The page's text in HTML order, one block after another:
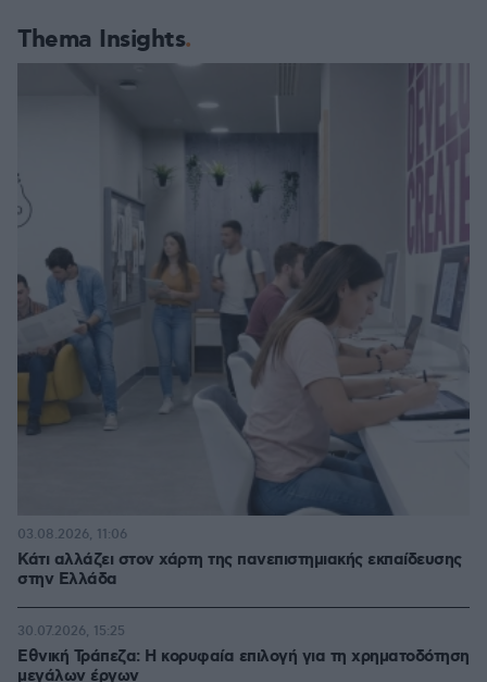
Thema Insights
Κάτι αλλάζει στον χάρτη της πανεπιστημιακής εκπαίδευσης
στην Ελλάδα
03.08.2026, 11:06
Εθνική Τράπεζα: Η κορυφαία επιλογή για τη χρηματοδότηση
μεγάλων έργων
30.07.2026, 15:25